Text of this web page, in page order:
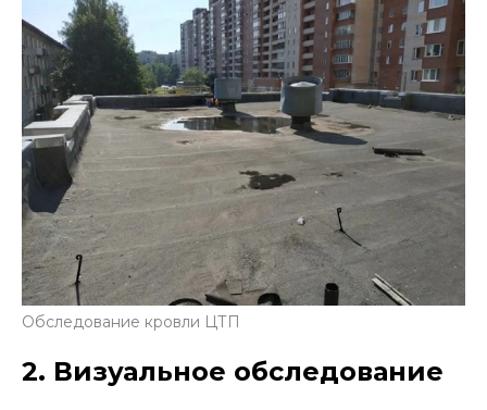
Обследование кровли ЦТП
2. Визуальное обследование